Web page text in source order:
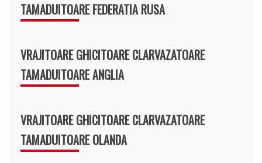
TAMADUITOARE FEDERATIA RUSA
VRAJITOARE GHICITOARE CLARVAZATOARE
TAMADUITOARE ANGLIA
VRAJITOARE GHICITOARE CLARVAZATOARE
TAMADUITOARE OLANDA